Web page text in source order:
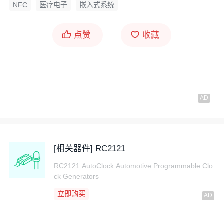
摄像头：前摄800万+后摄1300万，支持自动对
Wi-Fi：支持2.4/5GHz双频，802.11a/b/g/n/ac
蓝牙：BT 5.0
NFC 医疗电子 嵌入式系统
点赞 收藏
[相关器件] RC2121
RC2121 AutoClock Automotive Programmable Clo
ck Generators
立即购买